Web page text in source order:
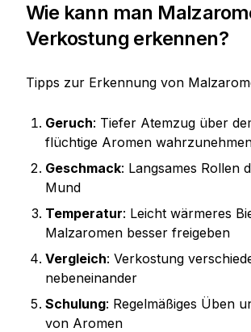
Wie kann man
Verkostung erkennen?
Tipps zur Erkennung von
Geruch: Tiefer Atemzug über
flüchtige Aromen
Geschmack: Langsames Rollen
Mund
Temperatur: Leicht wärmeres
Malzaromen besser freigeben
Vergleich: Verkostung
nebeneinander
Schulung: Regelmäßiges Üben
von Aromen